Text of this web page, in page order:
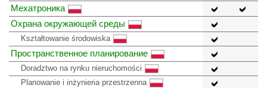
Мехатроника
Охрана окружающей среды
Kształtowanie środowiska
Пространственное планирование
Doradztwo na rynku nieruchomości
Planowanie i inżynieria przestrzenna